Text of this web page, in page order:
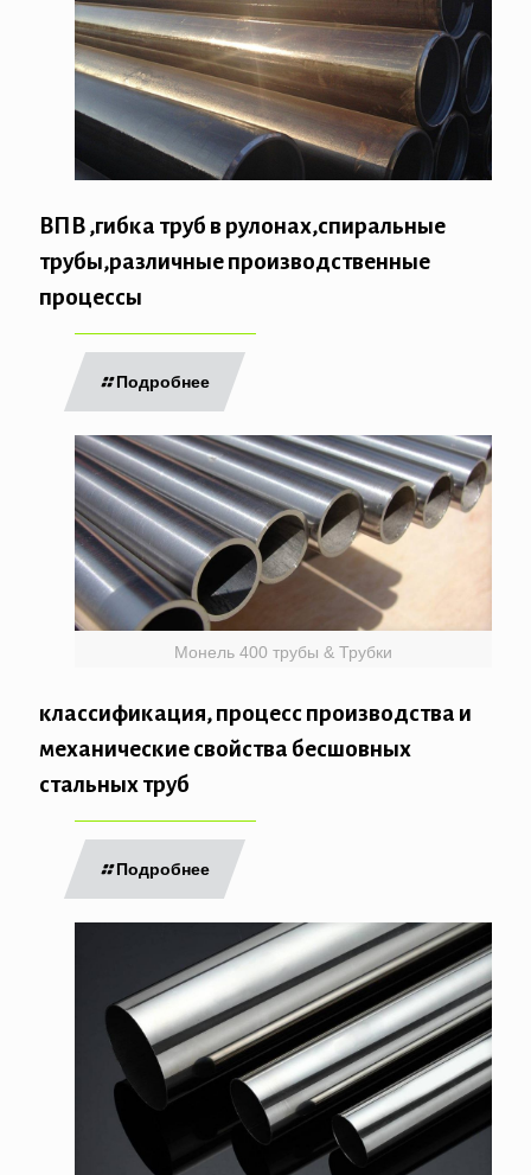
ВПВ ,гибка труб в рулонах,спиральные
трубы,различные производственные
процессы
Подробнее
Монель 400 трубы & Трубки
классификация, процесс производства и
механические свойства бесшовных
стальных труб
Подробнее